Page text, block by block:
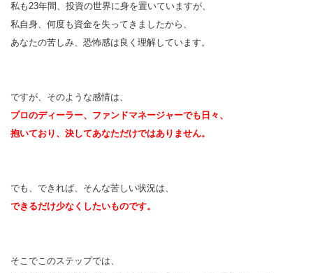
私も23年間、投資の世界に身を置いていますが、
私自身、何度も資金を失ってきましたから、
あなたの苦しみ、恐怖感は良く理解しています。
ですが、そのような感情は、
プロのディーラー、ファンドマネージャーでも日々、
抱いており、決してあなただけではありません。
でも、できれば、そんな苦しい状況は、
できるだけ少なくしたいものです。
そこでこのステップでは、